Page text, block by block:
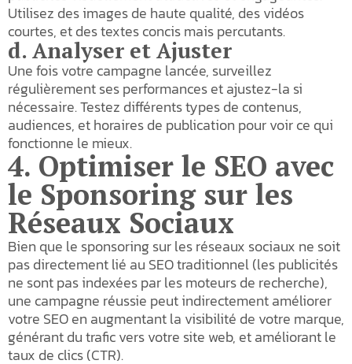
Utilisez des images de haute qualité, des vidéos
courtes, et des textes concis mais percutants.
d. Analyser et Ajuster
Une fois votre campagne lancée, surveillez
régulièrement ses performances et ajustez-la si
nécessaire. Testez différents types de contenus,
audiences, et horaires de publication pour voir ce qui
fonctionne le mieux.
4. Optimiser le SEO avec
le Sponsoring sur les
Réseaux Sociaux
Bien que le sponsoring sur les réseaux sociaux ne soit
pas directement lié au SEO traditionnel (les publicités
ne sont pas indexées par les moteurs de recherche),
une campagne réussie peut indirectement améliorer
votre SEO en augmentant la visibilité de votre marque,
générant du trafic vers votre site web, et améliorant le
taux de clics (CTR).